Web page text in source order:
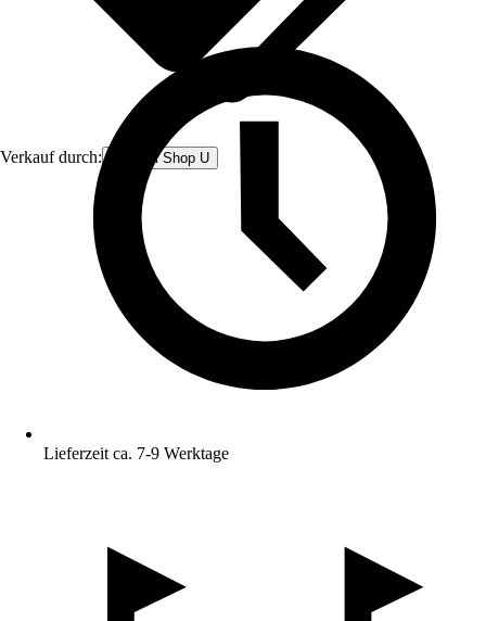
Verkauf durch: We Will Shop U
Lieferzeit ca. 7-9 Werktage